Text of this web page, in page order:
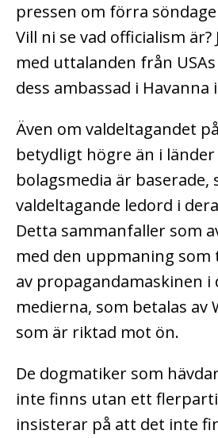
pressen om förra
Vill ni se vad officialism
med uttalanden från
dess ambassad i Havanna
Även om valdeltagandet
betydligt högre än i
bolagsmedia är baserade,
valdeltagande ledord i
Detta sammanfaller som
med den uppmaning
av propagandamaskinen i
medierna, som betalas av
som är riktad mot ön.
De dogmatiker som
inte finns utan ett
insisterar på att det inte